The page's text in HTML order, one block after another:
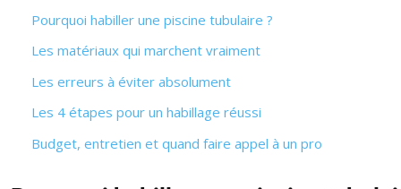
Pourquoi habiller une piscine tubulaire ?
Les matériaux qui marchent vraiment
Les erreurs à éviter absolument
Les 4 étapes pour un habillage réussi
Budget, entretien et quand faire appel à un pro